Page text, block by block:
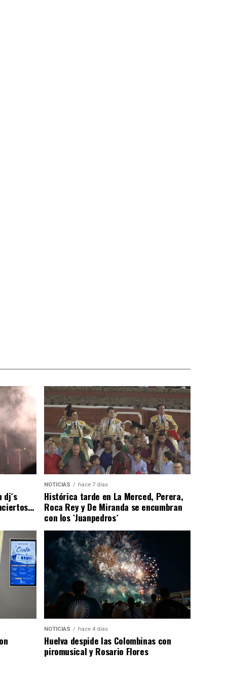
NOTICIAS hace 7 días
Histórica tarde en La Merced, Perera,
Roca Rey y De Miranda se encumbran
con los `Juanpedros´
NOTICIAS hace 4 días
Huelva despide las Colombinas con
piromusical y Rosario Flores